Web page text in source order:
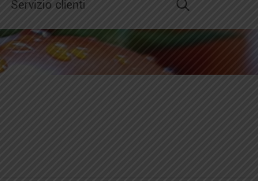
Servizio clienti